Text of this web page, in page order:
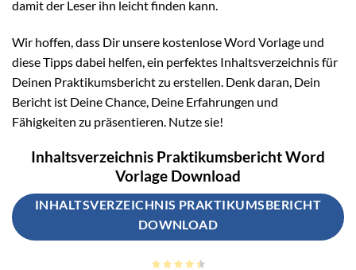
damit der Leser ihn leicht finden kann.
Wir hoffen, dass Dir unsere kostenlose Word Vorlage und
diese Tipps dabei helfen, ein perfektes Inhaltsverzeichnis für
Deinen Praktikumsbericht zu erstellen. Denk daran, Dein
Bericht ist Deine Chance, Deine Erfahrungen und
Fähigkeiten zu präsentieren. Nutze sie!
Inhaltsverzeichnis Praktikumsbericht Word
Vorlage Download
INHALTSVERZEICHNIS PRAKTIKUMSBERICHT
DOWNLOAD